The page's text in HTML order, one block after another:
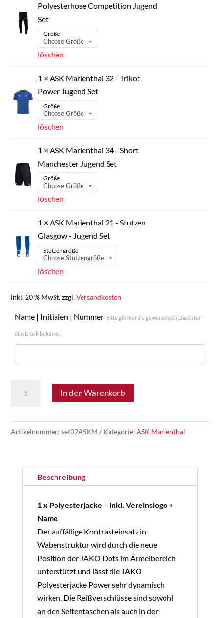
Polyesterhose Competition Jugend
Set
Größe
löschen
1 × ASK Marienthal 32 - Trikot
Power Jugend Set
Größe
löschen
1 × ASK Marienthal 34 - Short
Manchester Jugend Set
Größe
löschen
1 × ASK Marienthal 21 - Stutzen
Glasgow - Jugend Set
Stutzengröße
löschen
inkl. 20 % MwSt.zzgl.Versandkosten
Name | Initialen | Nummer Bitte gib hier die gewünschten Daten für
den Druck bekannt.
Marienthal
In den Warenkorb
Artikelnummer:set02ASKM Kategorie:ASK Marienthal
Beschreibung
1 x Polyesterjacke – inkl. Vereinslogo +
Name
Der auffällige Kontrasteinsatz in
Wabenstruktur wird durch die neue
Position der JAKO Dots im Ärmelbereich
unterstützt und lässt die JAKO
Polyesterjacke Power sehr dynamisch
wirken. Die Reißverschlüsse sind sowohl
an den Seitentaschen als auch in der